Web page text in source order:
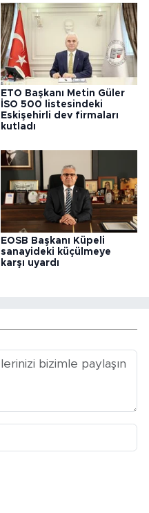
ETO Başkanı Metin Güler
İSO 500 listesindeki
Eskişehirli dev firmaları
kutladı
EOSB Başkanı Küpeli
sanayideki küçülmeye
karşı uyardı